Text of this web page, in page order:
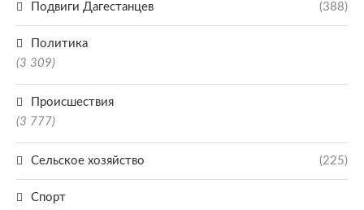
Подвиги Дагестанцев (388)
Политика
(3 309)
Происшествия
(3 777)
Сельское хозяйство (225)
Спорт